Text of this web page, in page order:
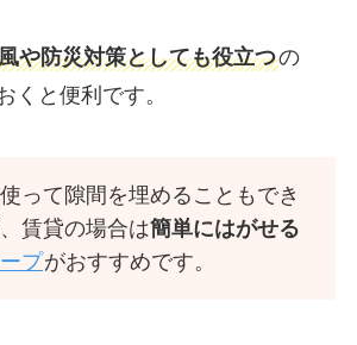
や防災対策としても役立つの
くと便利です。
って隙間を埋めることもでき
賃貸の場合は簡単にはがせる
プがおすすめです。